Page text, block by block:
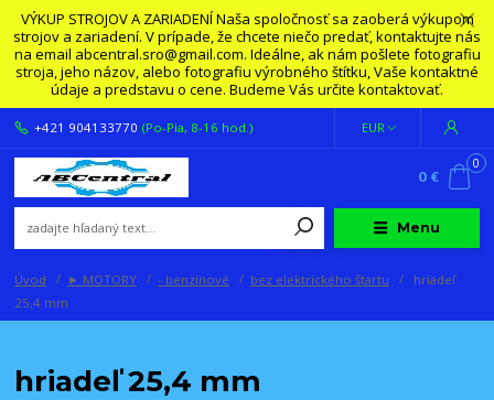
VÝKUP STROJOV A ZARIADENÍ Naša spoločnosť sa zaoberá výkupom
strojov a zariadení. V prípade, že chcete niečo predať, kontaktujte nás
na email abcentral.sro@gmail.com. Ideálne, ak nám pošlete fotografiu
stroja, jeho názov, alebo fotografiu výrobného štítku, Vaše kontaktné
údaje a predstavu o cene. Budeme Vás určite kontaktovať.
Menu
EUR
+421 904133770 (Po-Pia, 8-16 hod.)
0
0 €
Úvod ► MOTORY - benzínové bez elektrického štartu
hriadeľ
25,4 mm
hriadeľ 25,4 mm